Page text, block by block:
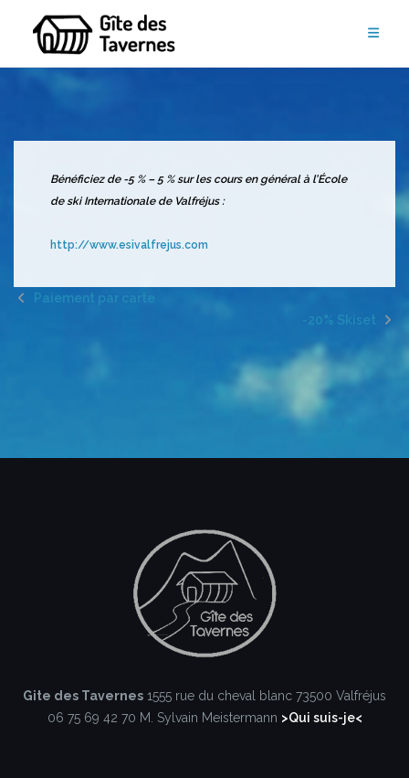
contenu
Bénéficiez de -5 % – 5 % sur les cours en généralà l’École
de ski Internationale de Valfréjus :
http://www.esivalfrejus.com
Paiement par carte
-20% Skiset
Gite des Tavernes 1555 rue du cheval blanc 73500 Valfréjus
06 75 69 42 70 M. Sylvain Meistermann >Qui suis-je<